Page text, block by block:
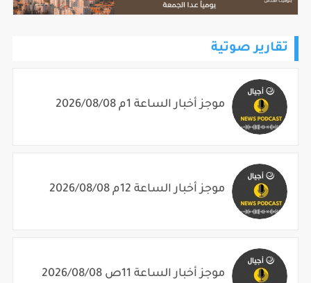
تقارير صوتية
موجز أخبار الساعة 1م 2026/08/08
موجز أخبار الساعة 12م 2026/08/08
موجز أخبار الساعة 11ص 2026/08/08